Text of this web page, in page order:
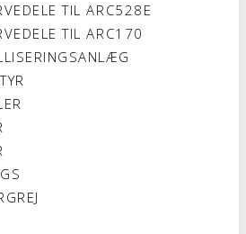
TIL ARC528E
TIL ARC170